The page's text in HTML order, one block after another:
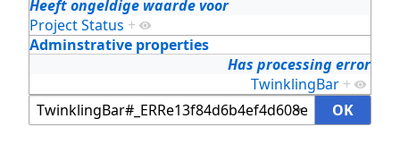
Heeft ongeldige waarde voor
Project Status +
Adminstrative properties
Has processing error
TwinklingBar +